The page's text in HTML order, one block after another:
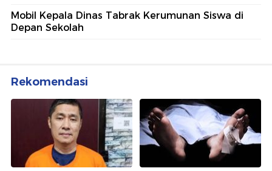
Mobil Kepala Dinas Tabrak Kerumunan Siswa di
Depan Sekolah
Rekomendasi